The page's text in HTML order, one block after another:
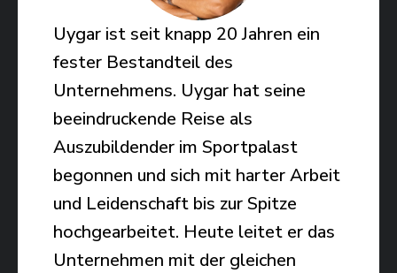
Uygar ist seit knapp 20 Jahren ein
fester Bestandteil des
Unternehmens. Uygar hat seine
beeindruckende Reise als
Auszubildender im Sportpalast
begonnen und sich mit harter Arbeit
und Leidenschaft bis zur Spitze
hochgearbeitet. Heute leitet er das
Unternehmen mit der gleichen